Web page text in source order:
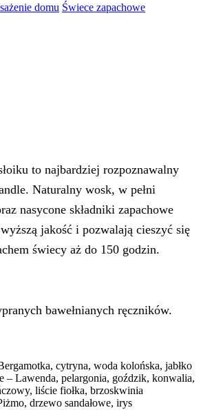
domu Świece zapachowe
to najbardziej rozpoznawalny
Naturalny wosk, w pełni
nasycone składniki zapachowe
jakość i pozwalają cieszyć się
świecy aż do 150 godzin.
bawełnianych ręczników.
cytryna, woda kolońska, jabłko
– Lawenda, pelargonia, goździk, konwalia,
liście fiołka, brzoskwinia
drzewo sandałowe, irys